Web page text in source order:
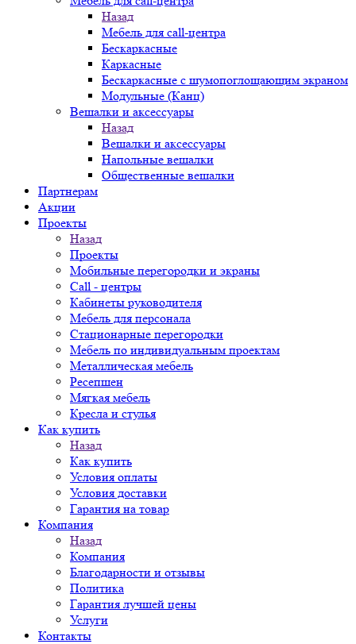
Назад
Мебель для call-центра
Бескаркасные
Каркасные
Бескаркасные с шумопоглощающим экраном
Модульные (Канц)
Вешалки и аксессуары
Назад
Вешалки и аксессуары
Напольные вешалки
Общественные вешалки
Партнерам
Акции
Проекты
Назад
Проекты
Мобильные перегородки и экраны
Call - центры
Кабинеты руководителя
Мебель для персонала
Стационарные перегородки
Мебель по индивидуальным проектам
Металлическая мебель
Ресепшен
Мягкая мебель
Кресла и стулья
Как купить
Назад
Как купить
Условия оплаты
Условия доставки
Гарантия на товар
Компания
Назад
Компания
Благодарности и отзывы
Политика
Гарантия лучшей цены
Услуги
Контакты